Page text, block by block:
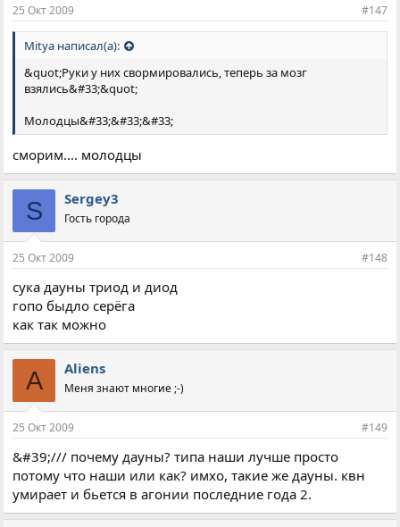
25 Окт 2009 #147
Mitya написал(а):
&quot;Руки у них свормировались, теперь за мозг
взялись&#33;&quot;
Молодцы&#33;&#33;&#33;
сморим.... молодцы
S Sergey3
Гость города
25 Окт 2009 #148
сука дауны триод и диод
гопо быдло серёга
как так можно
A Aliens
Меня знают многие ;-)
25 Окт 2009 #149
&#39;/// почему дауны? типа наши лучше просто
потому что наши или как? имхо, такие же дауны. квн
умирает и бьется в агонии последние года 2.